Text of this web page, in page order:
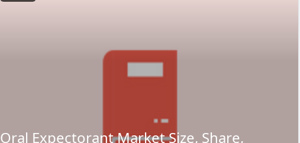
Oral Expectorant Market Size, Share,